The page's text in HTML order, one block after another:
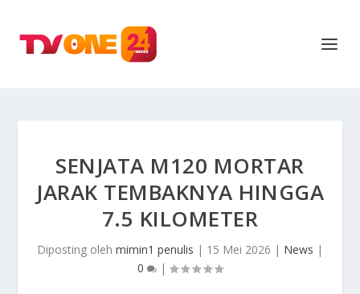
SENJATA M120 MORTAR
JARAK TEMBAKNYA HINGGA
7.5 KILOMETER
Diposting oleh mimin1 penulis | 15 Mei 2026 | News |
0
|